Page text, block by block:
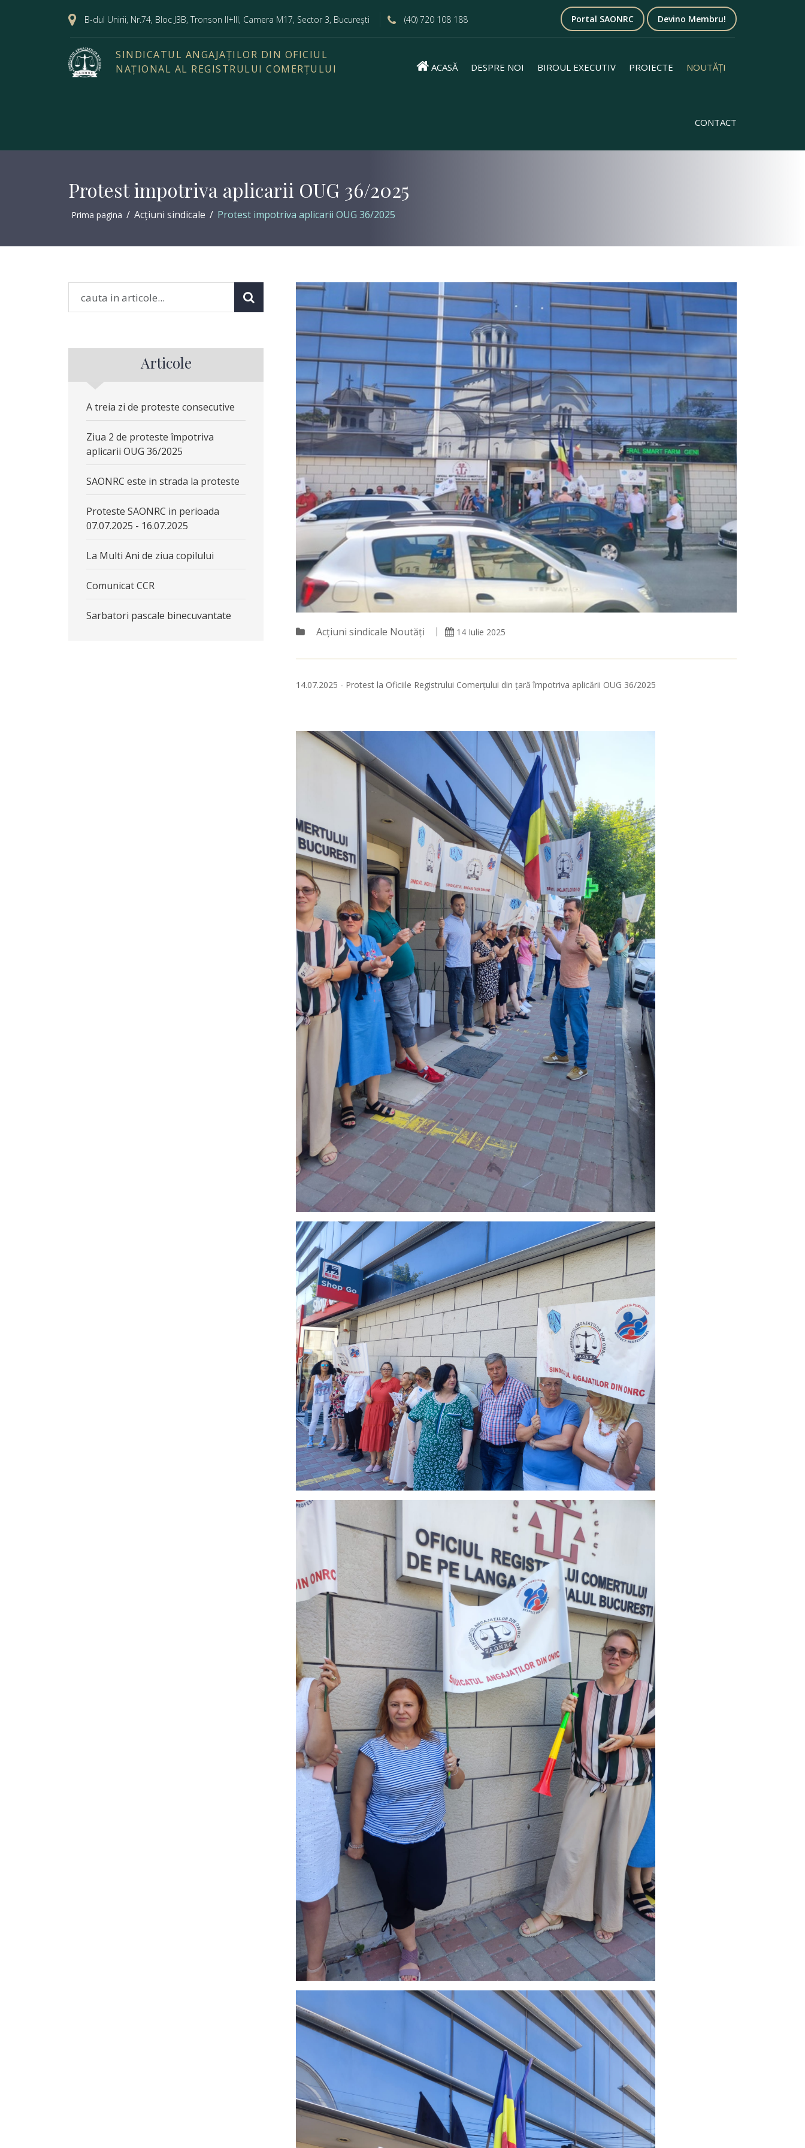
B-dul Unirii, Nr.74, Bloc J3B, Tronson II+III, Camera M17, Sector 3, Bucureşti (40) 720 108 188 Portal SAONRC Devino Membru!
SINDICATUL ANGAJAȚILOR DIN OFICIUL
NAȚIONAL AL REGISTRULUI COMERȚULUI
ACASĂ DESPRE NOI BIROUL EXECUTIV PROIECTE NOUTĂȚI
CONTACT
Protest impotriva aplicarii OUG 36/2025
Prima pagina Acțiuni sindicale Protest impotriva aplicarii OUG 36/2025
Articole
A treia zi de proteste consecutive
Ziua 2 de proteste împotriva
aplicarii OUG 36/2025
SAONRC este in strada la proteste
Proteste SAONRC in perioada
07.07.2025 - 16.07.2025
La Multi Ani de ziua copilului
Comunicat CCR
Sarbatori pascale binecuvantate
Acțiuni sindicale Noutăți 14 Iulie 2025
14.07.2025 - Protest la Oficiile Registrului Comerțului din țară împotriva aplicării OUG 36/2025